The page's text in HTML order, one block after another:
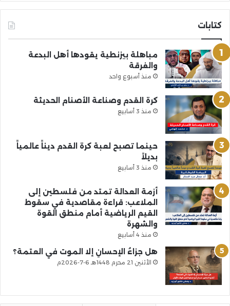
كتابات
مباهلة بيزنطية يقودها أهل البدعة
والفرقة
منذ أسبوع واحد
كرة القدم وصناعة الأصنام الحديثة
منذ 3 أسابيع
حينما تصبح لعبة كرة القدم ديناً عالمياً
بديلاً
منذ 3 أسابيع
أزمة العدالة تمتد من فلسطين إلى
الملاعب: قراءة مقاصدية في سقوط
القيم الرياضية أمام منطق القوة
والشهرة
منذ 4 أسابيع
هل جزاءُ الإحسانِ إلا الموت في العتمة؟
الأثنين 21 محرم 1448هـ 6-7-2026م